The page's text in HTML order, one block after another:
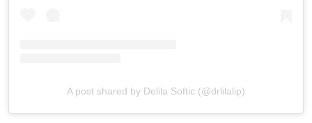
A post shared by Delila Softic (@drlilalip)